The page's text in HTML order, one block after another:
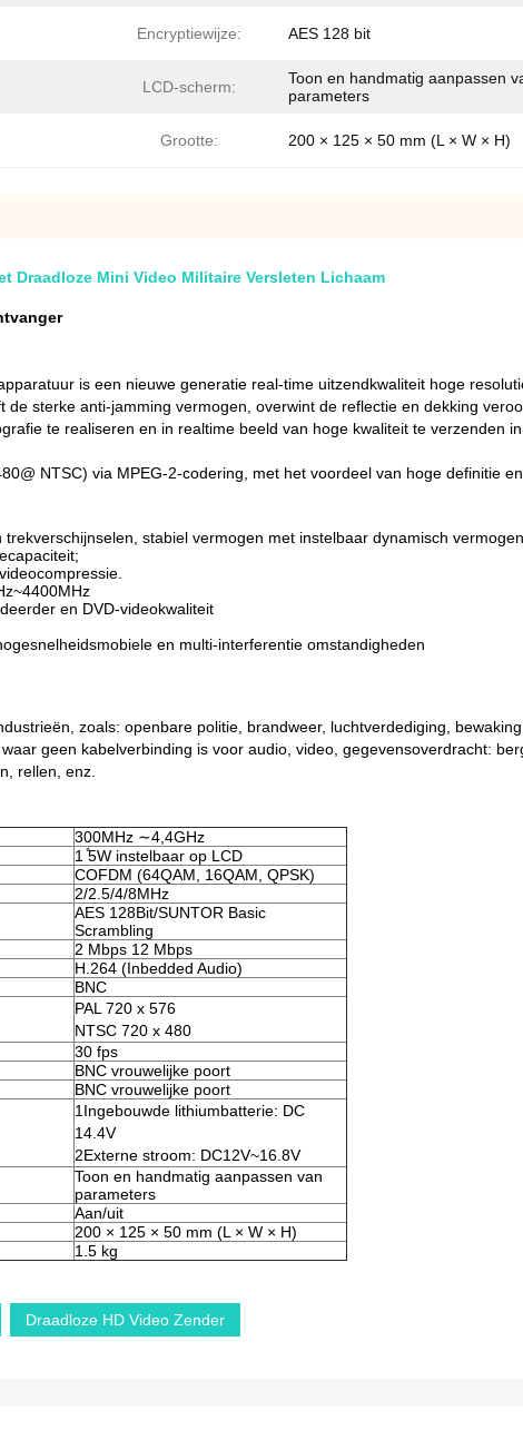
Encryptiewijze: AES 128 bit
LCD-scherm:
Toon en handmatig aanpassen
parameters
Grootte: 200 × 125 × 50 mm (L × W × H)
Draadloze Mini Video Militaire Versleten Lichaam
is een nieuwe generatie real-time uitzendkwaliteit hoge
sterke anti-jamming vermogen, overwint de reflectie en dekking
te realiseren en in realtime beeld van hoge kwaliteit te verzenden
NTSC) via MPEG-2-codering, met het voordeel van hoge definitie
stabiel vermogen met instelbaar dynamisch
en DVD-videokwaliteit
en multi-interferentie omstandigheden
zoals: openbare politie, brandweer, luchtverdediging,
geen kabelverbinding is voor audio, video, gegevensoverdracht:
rellen, enz.
300MHz ∼4,4GHz
1 ̊5W instelbaar op LCD
COFDM (64QAM, 16QAM, QPSK)
2/2.5/4/8MHz
AES 128Bit/SUNTOR Basic
Scrambling
2 Mbps 12 Mbps
H.264 (Inbedded Audio)
BNC
PAL 720 x 576
NTSC 720 x 480
30 fps
BNC vrouwelijke poort
BNC vrouwelijke poort
1Ingebouwde lithiumbatterie: DC
14.4V
2Externe stroom: DC12V~16.8V
Toon en handmatig aanpassen van
parameters
Aan/uit
200 × 125 × 50 mm (L × W × H)
1.5 kg
Draadloze HD Video Zender